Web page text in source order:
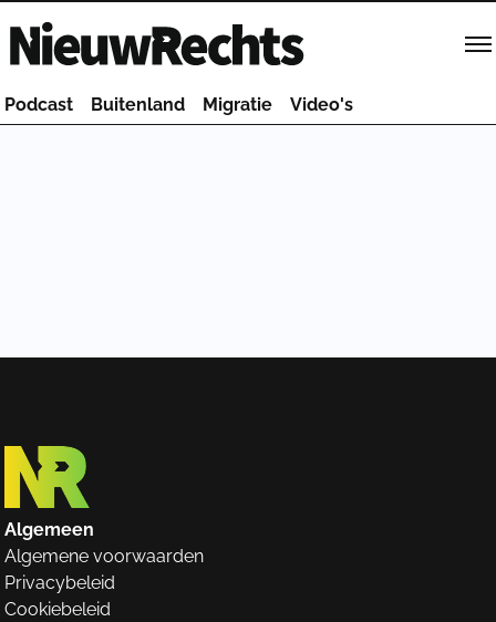
Homepage van NieuwRechts
Podcast Buitenland Migratie Video's
Algemeen
Algemene voorwaarden
Privacybeleid
Cookiebeleid